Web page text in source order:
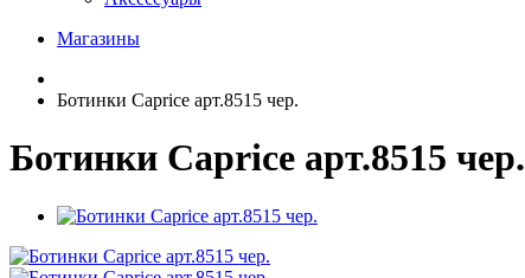
Магазины
Ботинки Caprice арт.8515 чер.
Ботинки Caprice арт.8515 чер.